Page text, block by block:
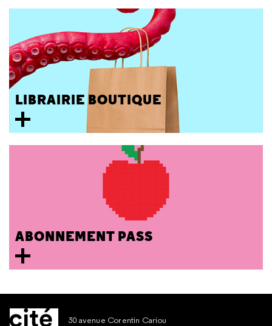
LIBRAIRIE BOUTIQUE
ABONNEMENT PASS
30 avenue Corentin Cariou